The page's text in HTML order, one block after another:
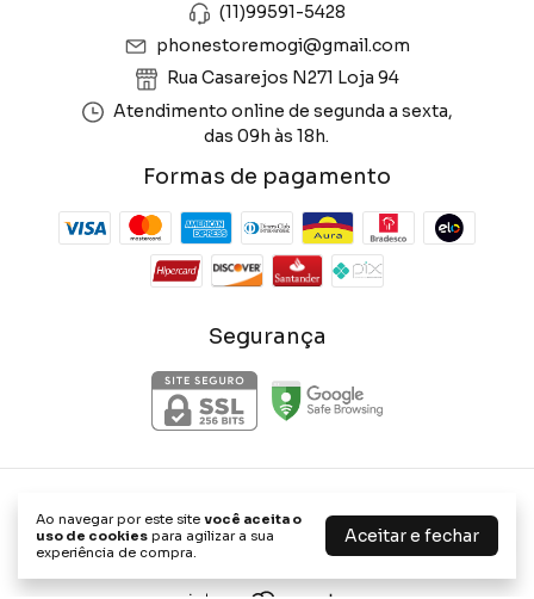
Ao navegar por este site você aceita o
uso de cookies para agilizar a sua
experiência de compra.
Aceitar e fechar
(11)99591-5428
phonestoremogi@gmail.com
Rua Casarejos N271 Loja 94
Atendimento online de segunda a sexta,
das 09h às 18h.
Formas de pagamento
Segurança
Phone Store Shop
©2026. Phone Store Shop - 47656898000114. Todos os direitos